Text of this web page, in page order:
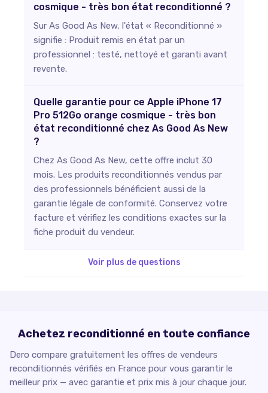
cosmique - très bon état reconditionné ?
Sur As Good As New, l'état « Reconditionné »
signifie : Produit remis en état par un
professionnel : testé, nettoyé et garanti avant
revente.
Quelle garantie pour ce Apple iPhone 17
Pro 512Go orange cosmique - très bon
état reconditionné chez As Good As New
?
Chez As Good As New, cette offre inclut 30
mois. Les produits reconditionnés vendus par
des professionnels bénéficient aussi de la
garantie légale de conformité. Conservez votre
facture et vérifiez les conditions exactes sur la
fiche produit du vendeur.
Voir plus de questions
Achetez reconditionné en toute confiance
Dero compare gratuitement les offres de vendeurs
reconditionnés vérifiés en France pour vous garantir le
meilleur prix — avec garantie et prix mis à jour chaque jour.